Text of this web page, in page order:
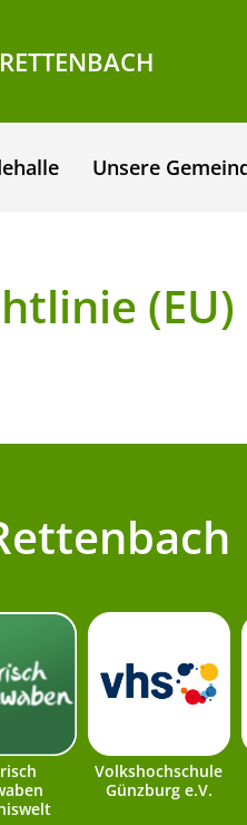
Unsere
(EU)
Volkshochschule
Günzburg e.V.